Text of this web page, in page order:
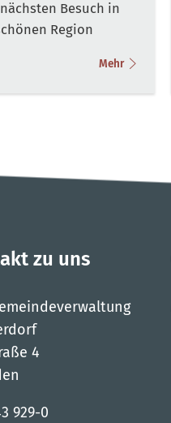
Besuch in
Region
Mehr
zu uns
4
929-0